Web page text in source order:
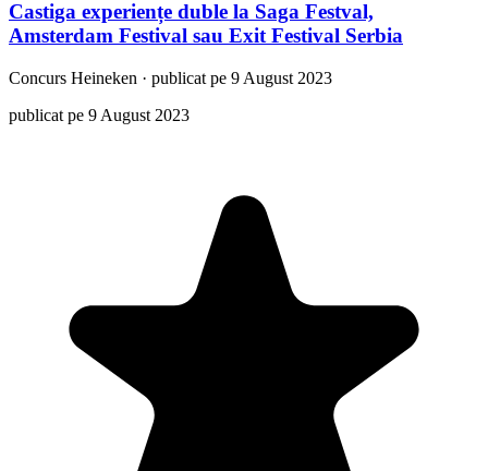
Castiga experiențe duble la Saga Festval,
Amsterdam Festival sau Exit Festival Serbia
Concurs Heineken · publicat pe 9 August 2023
publicat pe 9 August 2023